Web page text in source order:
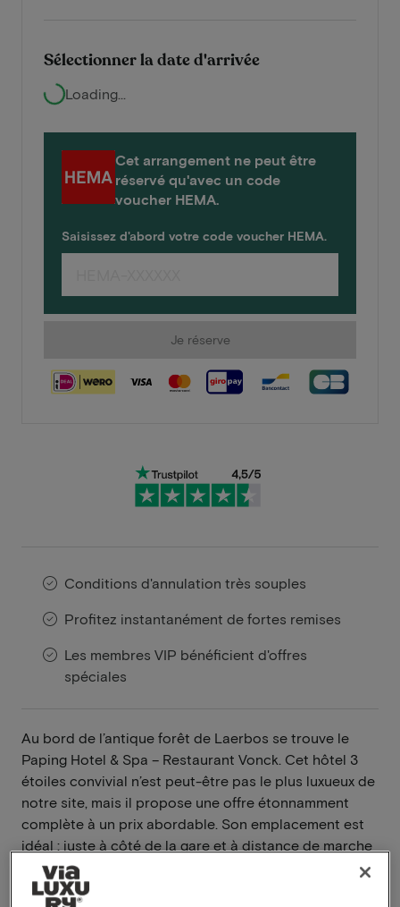
Sélectionner la date d'arrivée
Loading...
Cet arrangement ne peut être
réservé qu'avec un code
voucher HEMA.
Saisissez d'abord votre code voucher HEMA.
Je réserve
Conditions d'annulation très souples
Profitez instantanément de fortes remises
Les membres VIP bénéficient d'offres
spéciales
Au bord de l’antique forêt de Laerbos se trouve le
Paping Hotel & Spa – Restaurant Vonck. Cet hôtel 3
étoiles convivial n’est peut-être pas le plus luxueux de
notre site, mais il propose une offre étonnamment
complète à un prix abordable. Son emplacement est
idéal : juste à côté de la gare et à distance de marche
du centre animé d’Ommen.
En savoir plus